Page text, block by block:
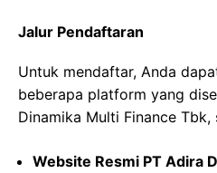
Jalur Pendaftaran
Untuk mendaftar, Anda
beberapa platform yang
Dinamika Multi Finance Tbk,
Website Resmi PT Adira